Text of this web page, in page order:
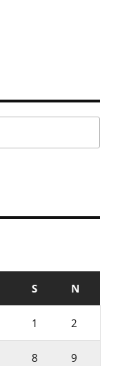
S N
1 2
8 9